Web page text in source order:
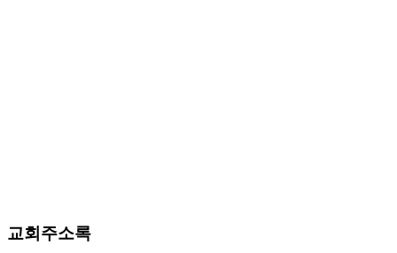
이
교회주소록